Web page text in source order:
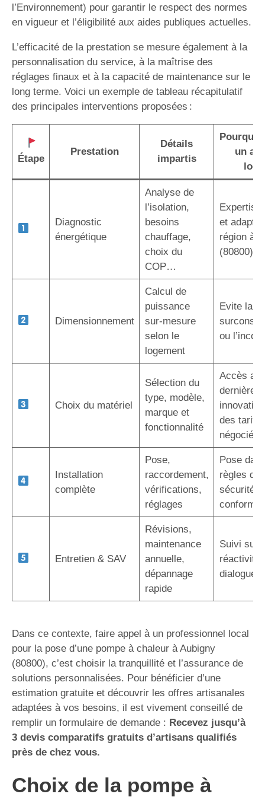
l’Environnement) pour garantir le respect des normes
en vigueur et l’éligibilité aux aides publiques actuelles.
L’efficacité de la prestation se mesure également à la
personnalisation du service, à la maîtrise des
réglages finaux et à la capacité de maintenance sur le
long terme. Voici un exemple de tableau récapitulatif
des principales interventions proposées :
Étape
Prestation
Détails
impartis
un
Diagnostic
énergétique
Analyse de
l’isolation,
besoins
chauffage,
choix du
COP…
Expertise
et
région à
(80800)
Dimensionnement
Calcul de
puissance
sur-mesure
selon le
logement
Evite la
ou
Choix du matériel
Sélection du
type, modèle,
marque et
fonctionnalité
Accès
dernières
des tarifs
négociés
Installation
complète
Pose,
raccordement,
vérifications,
réglages
Pose
règles de
sécurité
Entretien & SAV
Révisions,
maintenance
annuelle,
dépannage
rapide
Suivi sur
réactivité,
dialogue
Dans ce contexte, faire appel à un professionnel local
pour la pose d’une pompe à chaleur à Aubigny
(80800), c’est choisir la tranquillité et l’assurance de
solutions personnalisées. Pour bénéficier d’une
estimation gratuite et découvrir les offres artisanales
adaptées à vos besoins, il est vivement conseillé de
remplir un formulaire de demande : Recevez jusqu’à
3 devis comparatifs gratuits d’artisans qualifiés
près de chez vous.
Choix de la pompe à